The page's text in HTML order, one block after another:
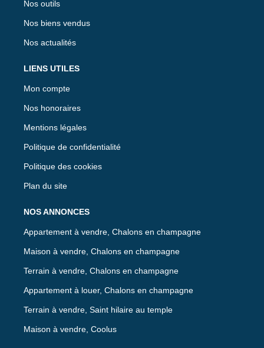
Nos outils
Nos biens vendus
Nos actualités
LIENS UTILES
Mon compte
Nos honoraires
Mentions légales
Politique de confidentialité
Politique des cookies
Plan du site
NOS ANNONCES
Appartement à vendre, Chalons en champagne
Maison à vendre, Chalons en champagne
Terrain à vendre, Chalons en champagne
Appartement à louer, Chalons en champagne
Terrain à vendre, Saint hilaire au temple
Maison à vendre, Coolus